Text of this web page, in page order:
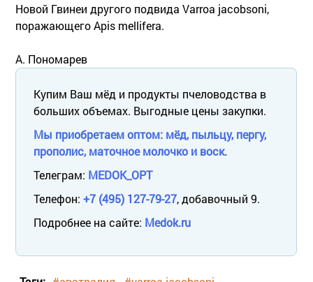
Новой Гвинеи другого подвида Varroa jacobsoni,
поражающего Apis mellifera.
А. Пономарев
Купим Ваш мёд и продукты пчеловодства в
больших объемах. Выгодные цены закупки.
Мы приобретаем оптом: мёд, пыльцу, пергу,
прополис, маточное молочко и воск.
Телеграм: MEDOK_OPT
Телефон: +7 (495) 127-79-27, добавочный 9.
Подробнее на сайте: Medok.ru